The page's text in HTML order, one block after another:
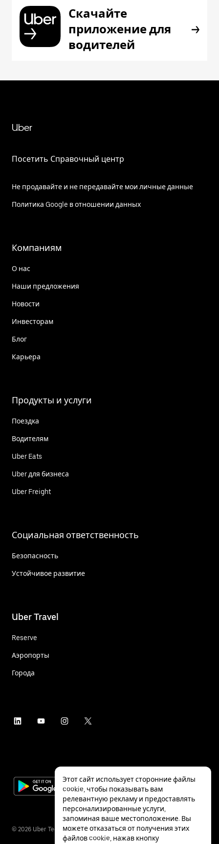
Скачайте
приложение для
водителей
Uber
Посетить Справочный центр
Не продавайте и не передавайте мои личные данные
Политика Google в отношении данных
Компаниям
О нас
Наши предложения
Новости
Инвесторам
Блог
Карьера
Продукты и услуги
Поездка
Водителям
Uber Eats
Uber для бизнеса
Uber Freight
Социальная ответственность
Безопасность
Устойчивое развитие
Uber Travel
Reserve
Аэропорты
Города
© 2026 Uber Technologies Inc.
Этот сайт использует сторонние файлы
cookie, чтобы показывать вам
релевантную рекламу и предоставлять
персонализированные услуги,
запоминая ваше местоположение. Вы
можете отказаться от получения этих
файлов cookie, нажав кнопку